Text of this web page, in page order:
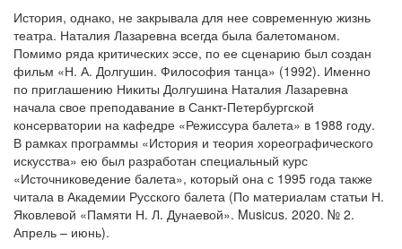
История, однако, не закрывала для нее современную жизнь
театра. Наталия Лазаревна всегда была балетоманом.
Помимо ряда критических эссе, по ее сценарию был создан
фильм «Н. А. Долгушин. Философия танца» (1992). Именно
по приглашению Никиты Долгушина Наталия Лазаревна
начала свое преподавание в Санкт-Петербургской
консерватории на кафедре «Режиссура балета» в 1988 году.
В рамках программы «История и теория хореографического
искусства» ею был разработан специальный курс
«Источниковедение балета», который она с 1995 года также
читала в Академии Русского балета (По материалам статьи Н.
Яковлевой «Памяти Н. Л. Дунаевой». Musicus. 2020. № 2.
Апрель – июнь).